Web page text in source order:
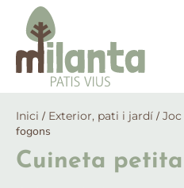
Inici / Exterior, pati i jardí /
fogons
Cuineta